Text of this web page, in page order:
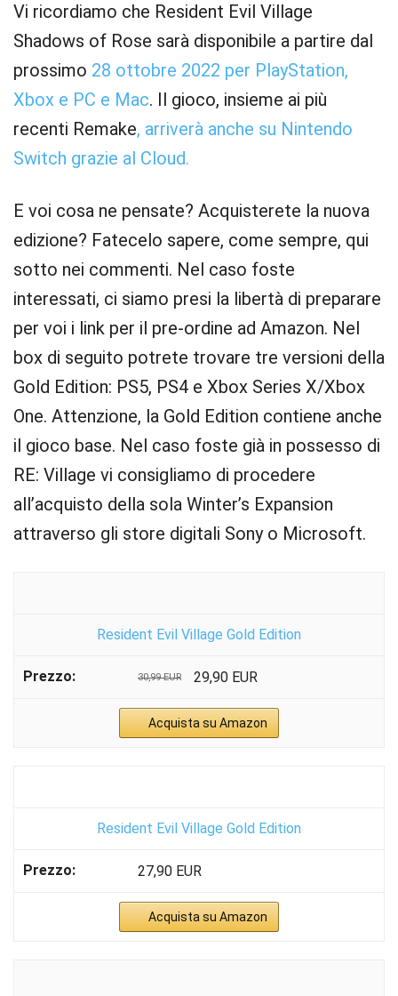
Vi ricordiamo che Resident Evil Village
Shadows of Rose sarà disponibile a partire dal
prossimo 28 ottobre 2022 per PlayStation,
Xbox e PC e Mac. Il gioco, insieme ai più
recenti Remake, arriverà anche su Nintendo
Switch grazie al Cloud.
E voi cosa ne pensate? Acquisterete la nuova
edizione? Fatecelo sapere, come sempre, qui
sotto nei commenti. Nel caso foste
interessati, ci siamo presi la libertà di preparare
per voi i link per il pre-ordine ad Amazon. Nel
box di seguito potrete trovare tre versioni della
Gold Edition: PS5, PS4 e Xbox Series X/Xbox
One. Attenzione, la Gold Edition contiene anche
il gioco base. Nel caso foste già in possesso di
RE: Village vi consigliamo di procedere
all’acquisto della sola Winter’s Expansion
attraverso gli store digitali Sony o Microsoft.
Resident Evil Village Gold Edition
30,99 EUR 29,90 EUR
Acquista su Amazon
Resident Evil Village Gold Edition
27,90 EUR
Acquista su Amazon